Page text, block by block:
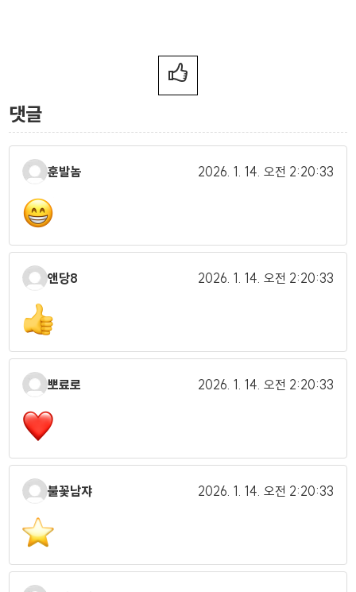
댓글
훈발놈 2026. 1. 14. 오전 2:20:33
앤당8 2026. 1. 14. 오전 2:20:33
뽀료로 2026. 1. 14. 오전 2:20:33
불꽃남쟈 2026. 1. 14. 오전 2:20:33